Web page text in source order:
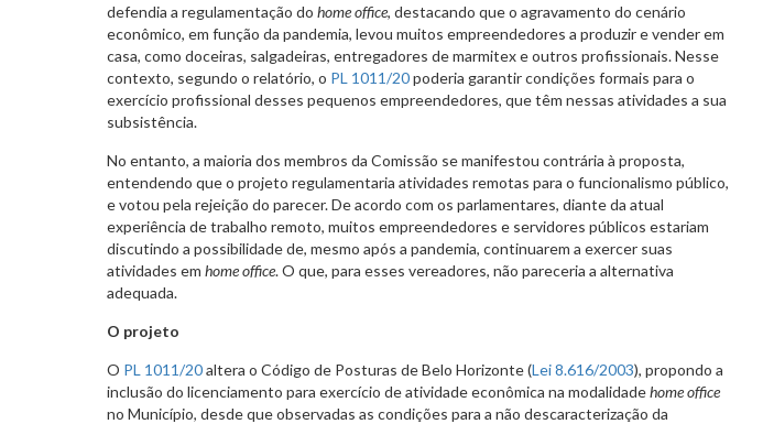
defendia a regulamentação do home office, destacando que o agravamento do cenário
econômico, em função da pandemia, levou muitos empreendedores a produzir e vender em
casa, como doceiras, salgadeiras, entregadores de marmitex e outros profissionais. Nesse
contexto, segundo o relatório, o PL 1011/20poderia garantir condições formais para o
exercício profissional desses pequenos empreendedores, que têm nessas atividades a sua
subsistência.
No entanto, a maioria dos membros da Comissão se manifestou contrária à proposta,
entendendo que o projeto regulamentaria atividades remotas para o funcionalismo público,
e votou pela rejeição do parecer. De acordo com os parlamentares, diante da atual
experiência de trabalho remoto, muitos empreendedores e servidores públicos estariam
discutindo a possibilidade de, mesmo após a pandemia, continuarem a exercer suas
atividades em home office. O que, para esses vereadores, não pareceria a alternativa
adequada.
O projeto
O PL 1011/20altera o Código de Posturas de Belo Horizonte (Lei 8.616/2003), propondo a
inclusão do licenciamento para exercício de atividade econômica na modalidadehome office
no Município, desde que observadas as condições para a não descaracterização da